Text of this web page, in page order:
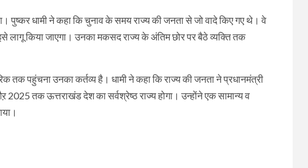
पुष्कर धामी ने कहा कि चुनाव के समय राज्य की जनता से जो वादे किए गए थे। वे
लागू किया जाएगा। उनका मकसद राज्य के अंतिम छोर पर बैठे व्यक्ति तक
तक पहुंचना उनका कर्तव्य है। धामी ने कहा कि राज्य की जनता ने प्रधानमंत्री
तक ऊत्तराखंड देश का सर्वश्रेष्ठ राज्य होगा। उन्होंने एक सामान्य व